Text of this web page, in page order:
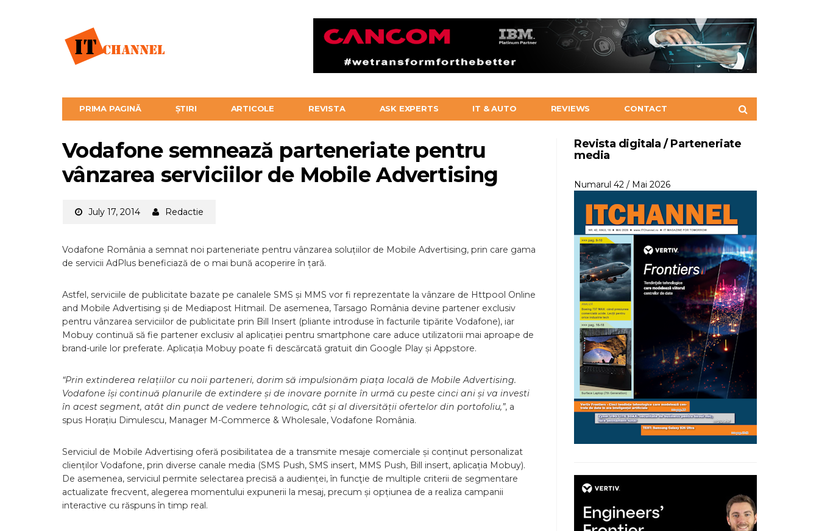
PRIMA PAGINĂ ȘTIRI ARTICOLE REVISTA ASK EXPERTS IT & AUTO REVIEWS CONTACT
Vodafone semnează parteneriate pentru
vânzarea serviciilor de Mobile Advertising
July 17, 2014 Redactie
Vodafone România a semnat noi parteneriate pentru vânzarea soluțiilor de Mobile Advertising, prin care gama
de servicii AdPlus beneficiază de o mai bună acoperire în țară.
Astfel, serviciile de publicitate bazate pe canalele SMS și MMS vor fi reprezentate la vânzare de Httpool Online
and Mobile Advertising și de Mediapost Hitmail. De asemenea, Tarsago România devine partener exclusiv
pentru vânzarea serviciilor de publicitate prin Bill Insert (pliante introduse în facturile tipărite Vodafone), iar
Mobuy continuă să fie partener exclusiv al aplicației pentru smartphone care aduce utilizatorii mai aproape de
brand-urile lor preferate. Aplicația Mobuy poate fi descărcată gratuit din Google Play și Appstore.
“Prin extinderea relațiilor cu noii parteneri, dorim să impulsionăm piața locală de Mobile Advertising.
Vodafone își continuă planurile de extindere și de inovare pornite în urmă cu peste cinci ani și va investi
în acest segment, atât din punct de vedere tehnologic, cât și al diversității ofertelor din portofoliu,”, a
spus Horațiu Dimulescu, Manager M-Commerce & Wholesale, Vodafone România.
Serviciul de Mobile Advertising oferă posibilitatea de a transmite mesaje comerciale și conținut personalizat
clienților Vodafone, prin diverse canale media (SMS Push, SMS insert, MMS Push, Bill insert, aplicația Mobuy).
De asemenea, serviciul permite selectarea precisă a audienței, în funcţie de multiple criterii de segmentare
actualizate frecvent, alegerea momentului expunerii la mesaj, precum și opțiunea de a realiza campanii
interactive cu răspuns în timp real.
Revista digitala / Parteneriate
media
Numarul 42 / Mai 2026